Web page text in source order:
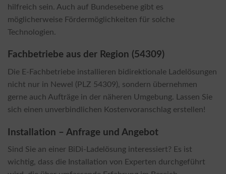
hilfreich sein. Auch auf Bundesebene gibt es
möglicherweise Fördermöglichkeiten für solche
Technologien.
Fachbetriebe aus der Region (54309)
Die E-Fachbetriebe installieren bidirektionale Ladelösungen
nicht nur in Newel (PLZ 54309), sondern übernehmen
gerne auch Aufträge in der näheren Umgebung. Lassen Sie
sich einen unverbindlichen Kostenvoranschlag erstellen!
Installation – Anfrage und Angebot
Sind Sie an einer BiDi-Ladelösung interessiert? Es ist
wichtig, dass die Installation von Experten durchgeführt